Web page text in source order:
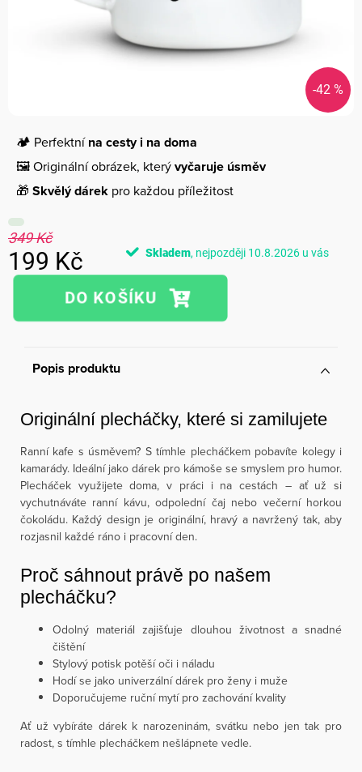
-42 %
🏕️ Perfektnína cesty i na doma
🖼️ Originální obrázek, kterývyčaruje úsměv
🎁 Skvělý dárek pro každou příležitost
349 Kč
199 Kč
Měrná
Skladem 10.8.2026
Popis produktu
Originální plecháčky, které si zamilujete
Ranní kafe s úsměvem? S tímhle plecháčkem pobavíte kolegy i
kamarády. Ideální jako dárek pro kámoše se smyslem pro humor.
Plecháček využijete doma, v práci i na cestách – ať už si
vychutnáváte ranní kávu, odpolední čaj nebo večerní horkou
čokoládu. Každý design je originální, hravý a navržený tak, aby
rozjasnil každé ráno i pracovní den.
Proč sáhnout právě po našem
plecháčku?
Odolný materiál zajišťuje dlouhou životnost a snadné
čištění
Stylový potisk potěší oči i náladu
Hodí se jako univerzální dárek pro ženy i muže
Doporučujeme ruční mytí pro zachování kvality
Ať už vybíráte dárek k narozeninám, svátku nebo jen tak pro
radost, s tímhle plecháčkem nešlápnete vedle.